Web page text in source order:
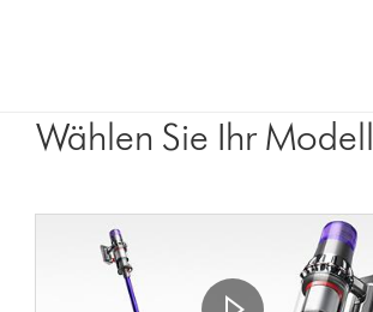
Wählen Sie Ihr Modell